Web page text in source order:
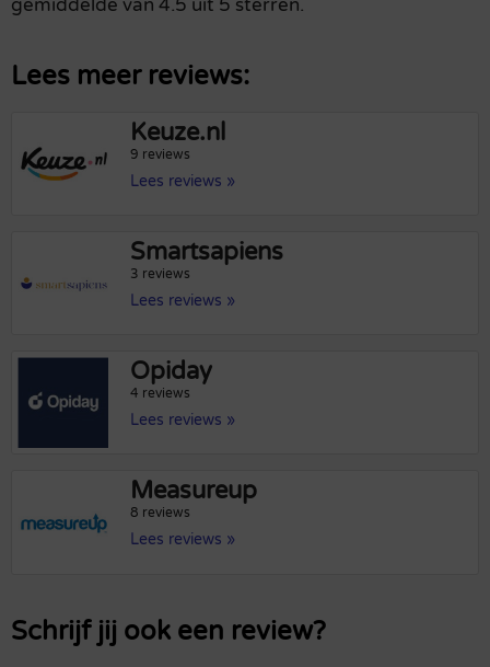
gemiddelde van 4.5 uit 5 sterren.
Lees meer reviews:
Keuze.nl
9 reviews
Lees reviews »
Smartsapiens
3 reviews
Lees reviews »
Opiday
4 reviews
Lees reviews »
Measureup
8 reviews
Lees reviews »
Schrijf jij ook een review?